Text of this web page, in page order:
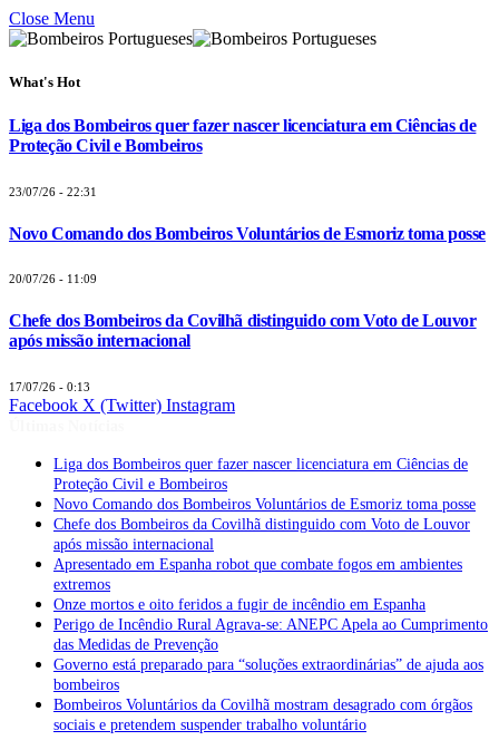
Close Menu
What's Hot
Liga dos Bombeiros quer fazer nascer licenciatura em Ciências de
Proteção Civil e Bombeiros
23/07/26 - 22:31
Novo Comando dos Bombeiros Voluntários de Esmoriz toma posse
20/07/26 - 11:09
Chefe dos Bombeiros da Covilhã distinguido com Voto de Louvor
após missão internacional
17/07/26 - 0:13
Facebook X (Twitter) Instagram
Liga dos Bombeiros quer fazer nascer licenciatura em Ciências de
Proteção Civil e Bombeiros
Novo Comando dos Bombeiros Voluntários de Esmoriz toma posse
Chefe dos Bombeiros da Covilhã distinguido com Voto de Louvor
após missão internacional
Apresentado em Espanha robot que combate fogos em ambientes
extremos
Onze mortos e oito feridos a fugir de incêndio em Espanha
Perigo de Incêndio Rural Agrava-se: ANEPC Apela ao Cumprimento
das Medidas de Prevenção
Governo está preparado para “soluções extraordinárias” de ajuda aos
bombeiros
Bombeiros Voluntários da Covilhã mostram desagrado com órgãos
sociais e pretendem suspender trabalho voluntário